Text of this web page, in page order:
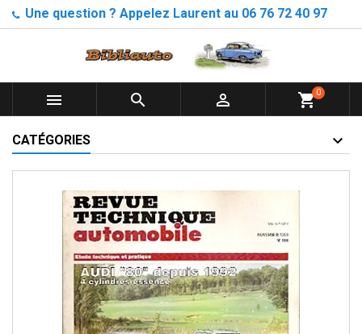
Une question ? Appelez Laurent au 06 76 72 40 97
   shopping_cart0
CATÉGORIES